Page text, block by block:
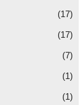
(17)
(17)
(7)
(1)
(1)